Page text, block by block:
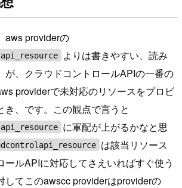
aws providerの
よりは書きやすい、読み
が、クラウドコントロールAPIの一番の
providerで未対応のリソースをプロビ
き、です。この観点で言うと
に軍配が上がるかなと思
は該当リソース
ールAPIに対応してさえいればすぐ使う
してこのawscc providerはproviderの